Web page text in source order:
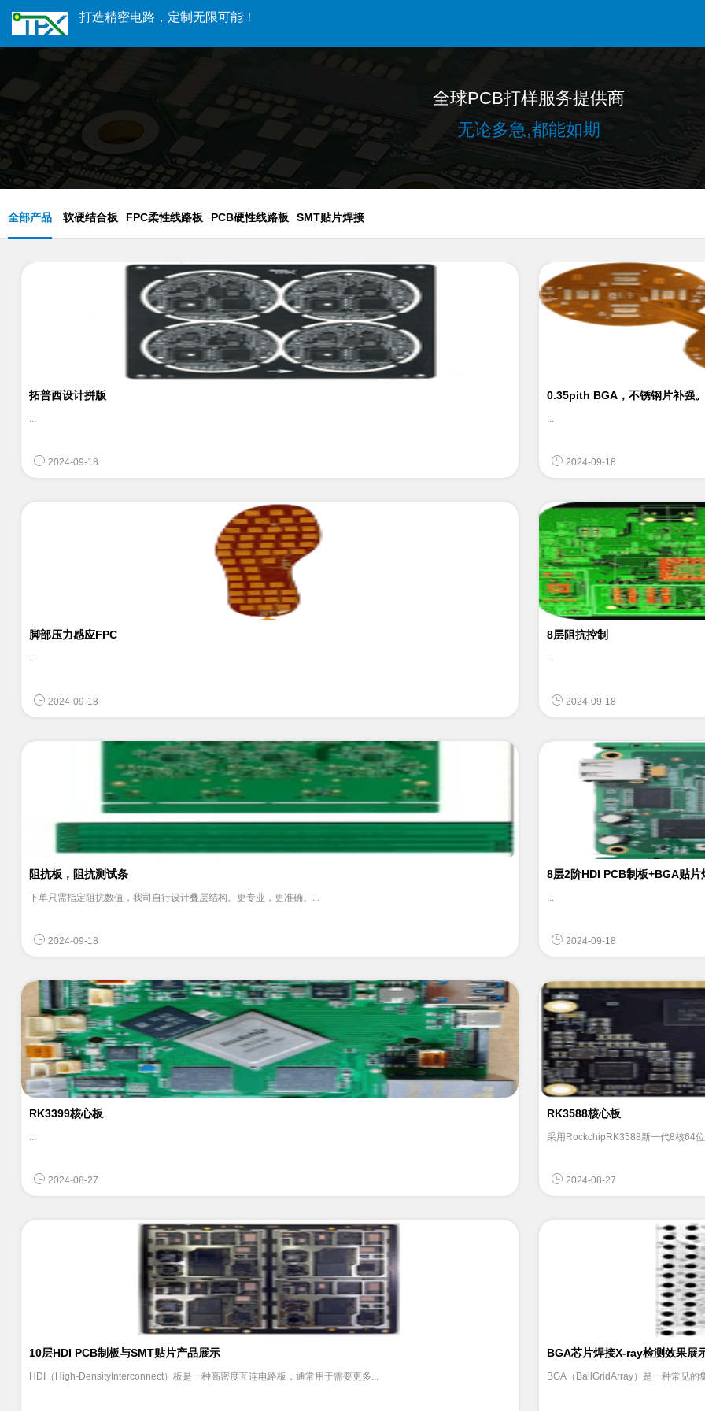
打造精密电路，定制无限可能！
全球PCB打样服务提供商
无论多急,都能如期
全部产品 软硬结合板 FPC柔性线路板 PCB硬性线路板 SMT贴片焊接
拓普西设计拼版
...
2024-09-18
0.35pith BGA，不锈钢片补强
...
2024-09-18
脚部压力感应FPC
...
2024-09-18
8层阻抗控制
...
2024-09-18
阻抗板，阻抗测试条
下单只需指定阻抗数值，我司自行设计叠层结构。更专业，更准确。...
2024-09-18
8层2阶HDI PCB制板+BGA贴片
...
2024-09-18
RK3399核心板
...
2024-08-27
RK3588核心板
采用RockchipRK3588新一代8核64
2024-08-27
10层HDI PCB制板与SMT贴片产品展示
HDI（High-DensityInterconnect）板是一种高密度互连电路板，通常用于需要更多...
BGA芯片焊接X-ray检测效果展
BGA（BallGridArray）是一种常见的